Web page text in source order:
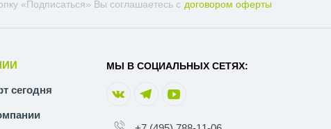
«Подписаться» Вы соглашаетесь с договором оферты
сегодня
МЫ В СОЦИАЛЬНЫХ СЕТЯХ: